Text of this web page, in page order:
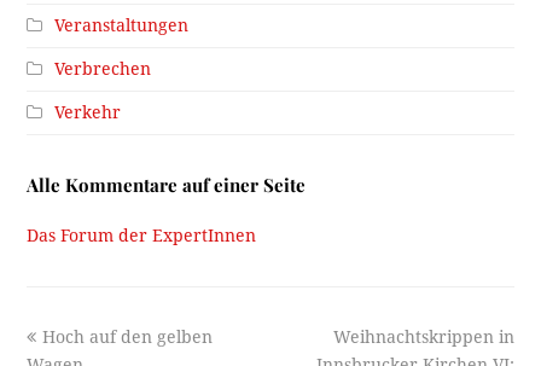
Veranstaltungen
Verbrechen
Verkehr
Alle Kommentare auf einer Seite
Das Forum der ExpertInnen
previous
Hoch auf den gelben
next
Weihnachtskrippen in